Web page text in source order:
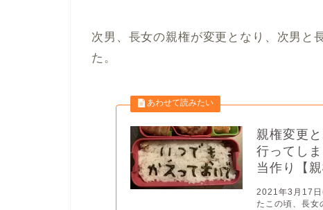
次男、長女の親権が変更となり、次男と
た。
親権変更
行ってし
当作り【
2021年3月17日
たこの頃、長女